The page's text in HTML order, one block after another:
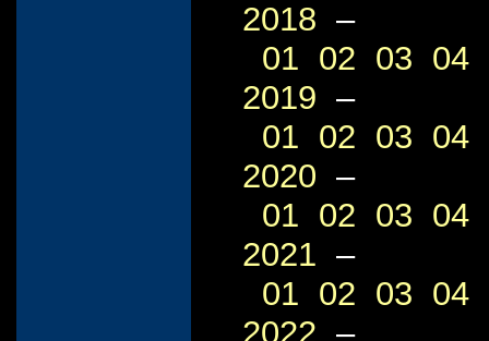
2018 –
01 02 03 04
2019 –
01 02 03 04
2020 –
01 02 03 04
2021 –
01 02 03 04
2022 –